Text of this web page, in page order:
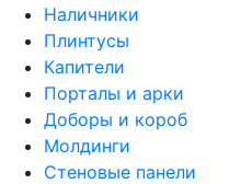
Наличники
Плинтусы
Капители
Порталы и арки
Доборы и короб
Молдинги
Стеновые панели